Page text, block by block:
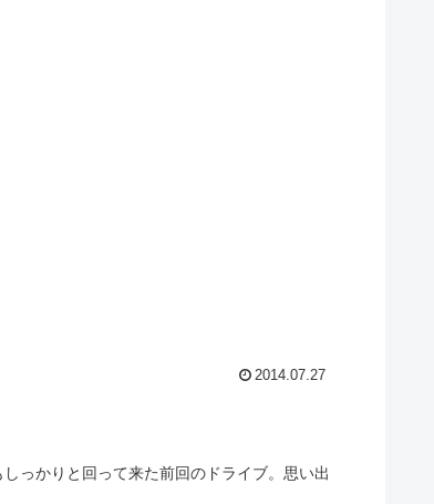
2014.07.27
っかりと回って来た前回のドライブ。思い出